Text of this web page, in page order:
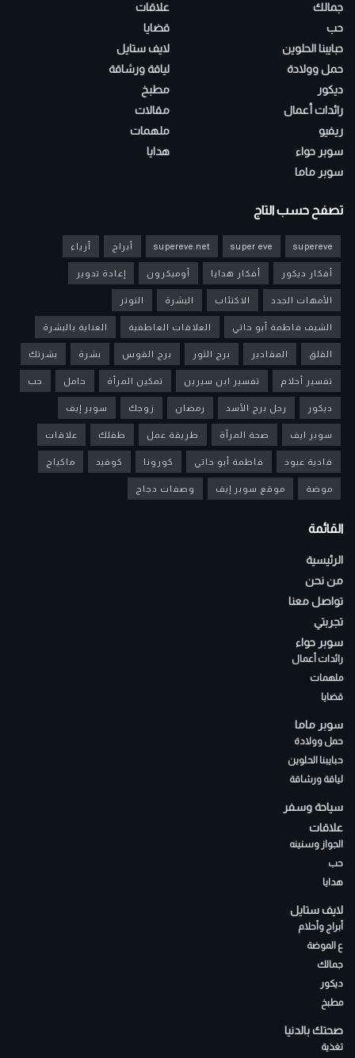
جمالك
حب
حبايبنا الحلوين
حمل وولادة
ديكور
رائدات أعمال
ريفيو
سوبر حواء
سوبر ماما
علاقات
قضايا
لايف ستايل
لياقة ورشاقة
مطبخ
مقالات
ملهمات
هدايا
تصفح حسب التاج
supereve
super eve
supereve.net أبراج أزياء
أفكار ديكور أفكار هدايا أوميكرون إعادة تدوير
الأمهات الجدد الاكتئاب البشرة التوتر
الشيف فاطمة أبو حاتي العلاقات العاطفية العناية بالبشرة
القلق المقادير برج الثور برج القوس بشرة بشرتك
تفسير أحلام تفسير ابن سيرين تمكين المرأة حامل حب
ديكور رجل برج الأسد رمضان زوجك سوبر إيف
سوبر ايف صحة المرأة طريقة عمل طفلك علاقات
فادية عبود فاطمة أبو حاتي كورونا كوفيد ماكياج
موضة موقع سوبر إيف وصفات دجاج
القائمة
الرئيسية
من نحن
تواصل معنا
تجربتي
سوبر حواء
رائدات أعمال
ملهمات
قضايا
سوبر ماما
حمل وولادة
حبايبنا الحلوين
لياقة ورشاقة
سياحة وسفر
علاقات
الجواز وسنينه
حب
هدايا
لايف ستايل
أبراج وأحلام
ع الموضة
جمالك
ديكور
مطبخ
صحتك بالدنيا
تغذية